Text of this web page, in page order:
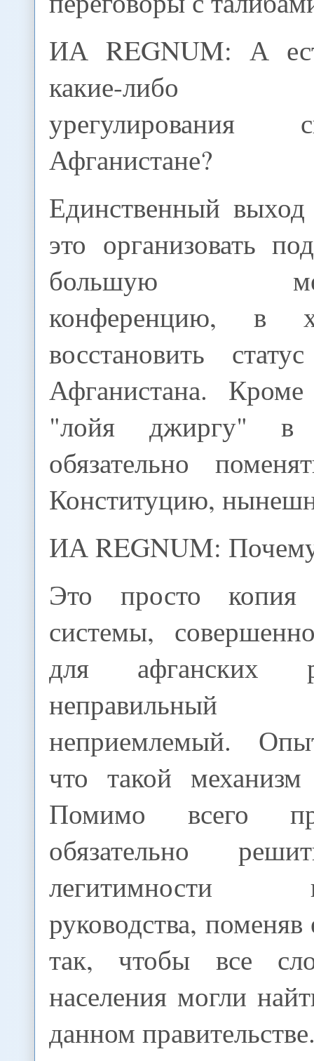
ИА REGNUM: А
какие-либо
Афганистане?
Единственный
это организовать
большую
конференцию, в
восстановить
Афганистана. Кроме
"лойя джиргу" в
обязательно
Конституцию,
ИА REGNUM:
Это просто копия
системы,
для афганских
неправильный
неприемлемый.
что такой механизм
Помимо всего
обязательно
легитимности
руководства, поменяв
так, чтобы все
населения могли
данном